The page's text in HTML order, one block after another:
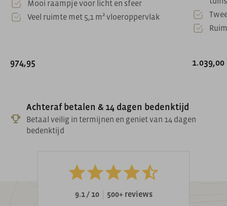
Mooi raampje voor licht en sfeer
Veel ruimte met 5,1 m² vloeroppervlak
974,95 1.039,00
Achteraf betalen & 14 dagen bedenktijd
Betaal veilig in termijnen en geniet van 14 dagen
bedenktijd
9.1 / 10 500+ reviews